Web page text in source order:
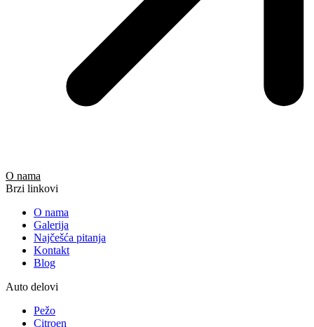
O nama
Brzi linkovi
O nama
Galerija
Najčešća pitanja
Kontakt
Blog
Auto delovi
Pežo
Citroen